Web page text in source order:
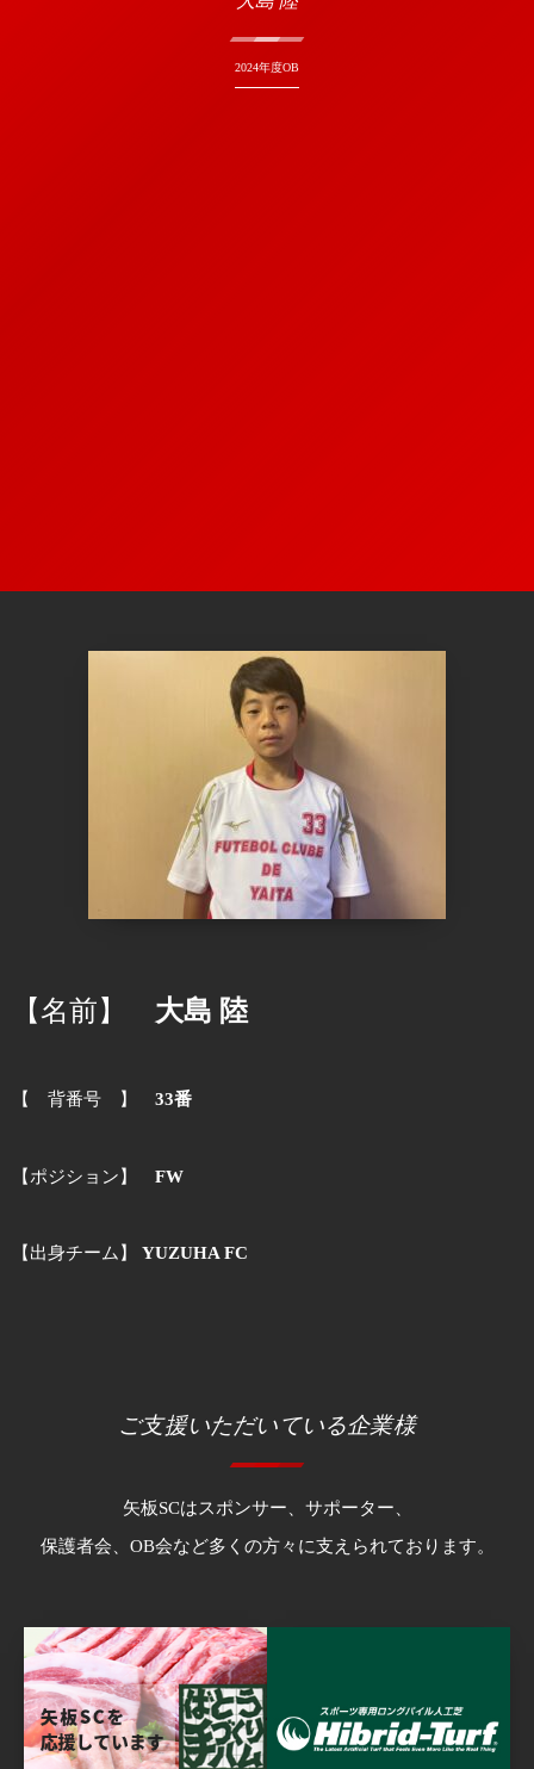
2024年度OB
【名前】 大島 陸
【 背番号 】 33番
【ポジション】 FW
【出身チーム】 YUZUHA FC
ご支援いただいている企業様
矢板SCはスポンサー、サポーター、
保護者会、OB会など多くの方々に支えられております。